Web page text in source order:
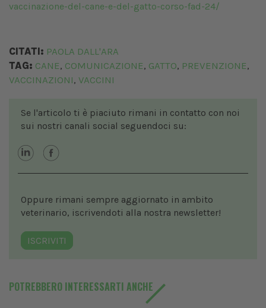
vaccinazione-del-cane-e-del-gatto-corso-fad-24/
CITATI: PAOLA DALL'ARA
TAG: CANE, COMUNICAZIONE, GATTO, PREVENZIONE,
VACCINAZIONI, VACCINI
Se l'articolo ti è piaciuto rimani in contatto con noi
sui nostri canali social seguendoci su:
Oppure rimani sempre aggiornato in ambito
veterinario, iscrivendoti alla nostra newsletter!
ISCRIVITI
POTREBBERO INTERESSARTI ANCHE